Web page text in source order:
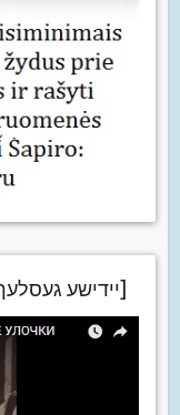
Eilėraštis «Žydiškos gatvelės» [יידישע געסלעך]